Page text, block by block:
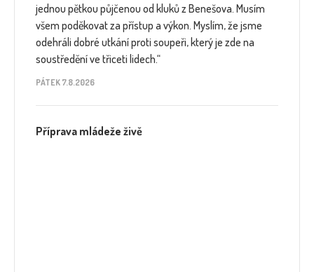
jednou pětkou půjčenou od kluků z Benešova. Musím
všem poděkovat za přístup a výkon. Myslím, že jsme
odehráli dobré utkání proti soupeři, který je zde na
soustředění ve třiceti lidech.“
PÁTEK 7.8.2026
Příprava mládeže živě